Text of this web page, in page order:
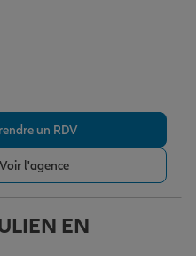
un RDV
Voir l'agence
EN